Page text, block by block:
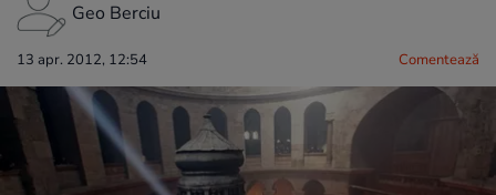
Geo Berciu
13 apr. 2012, 12:54 Comentează